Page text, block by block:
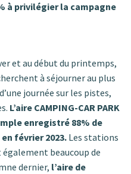
à privilégier la campagne
et au début du printemps,
à séjourner au plus
journée sur les pistes,
L’aire CAMPING-CAR PARK
enregistré 88% de
février 2023. Les stations
beaucoup de
dernier, l’aire de